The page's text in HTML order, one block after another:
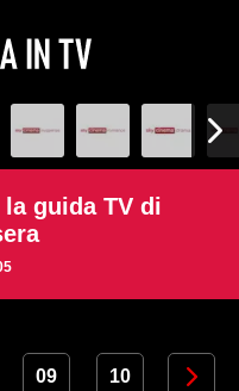
guida TV di
09 10 11